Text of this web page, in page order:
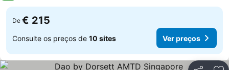
De € 215
Consulte os preços de 10 sites Ver preços